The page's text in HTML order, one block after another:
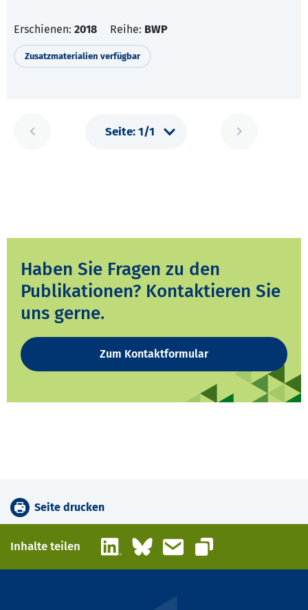
Erschienen: 2018 Reihe: BWP
Zusatzmaterialien verfügbar
Haben Sie Fragen zu den
Publikationen? Kontaktieren Sie
uns gerne.
Zum Kontaktformular
Seite drucken
Inhalte teilen LinkedInBlueskyE-Mail
Link kopieren